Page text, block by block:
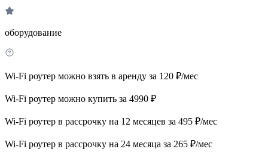
оборудование
Wi-Fi роутер можно взять в аренду за 120 ₽/мес
Wi-Fi роутер можно купить за 4990 ₽
Wi-Fi роутер в рассрочку на 12 месяцев за 495 ₽/мес
Wi-Fi роутер в рассрочку на 24 месяца за 265 ₽/мес